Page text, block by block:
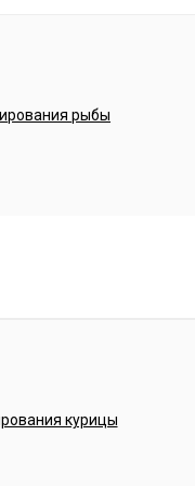
даже при